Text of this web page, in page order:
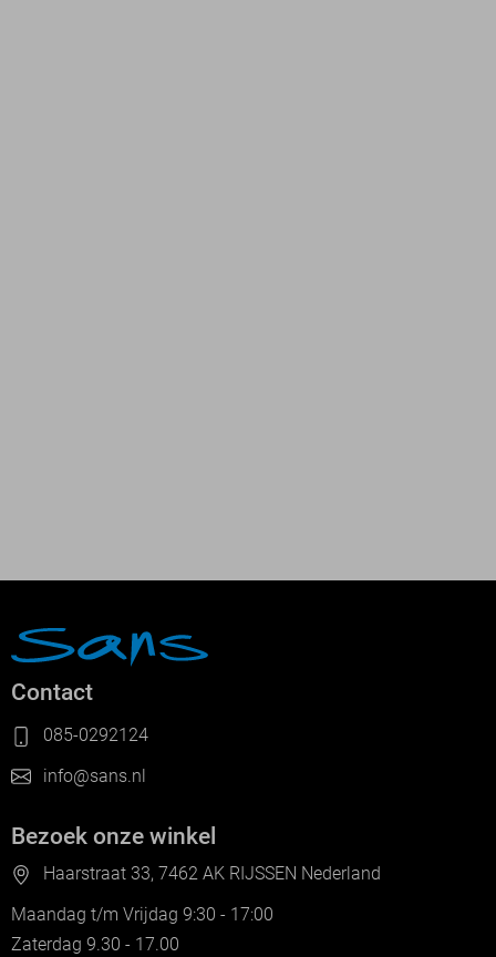
Contact
085-0292124
info@sans.nl
Bezoek onze winkel
Haarstraat 33, 7462 AK RIJSSEN Nederland
Maandag t/m Vrijdag 9:30 - 17:00
Zaterdag 9.30 - 17.00